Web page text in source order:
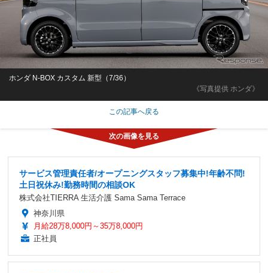
《写真提供 ホンダ》
ホンダ N-BOX カスタム 新型（7/36）
この記事へ戻る
サービス管理責任者/オープニングスタッフ募集中!年齢不問!
土日祝休み!勤務時間の相談OK
株式会社TIERRA 生活介護 Sama Sama Terrace
神奈川県
月給28万8,000円～35万8,000円
正社員